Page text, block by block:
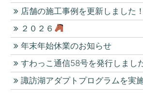
店舗の施工事例を更新しました！
２０２６
年末年始休業のお知らせ
すわっこ通信58号を発行しまし
諏訪湖アダプトプログラムを実